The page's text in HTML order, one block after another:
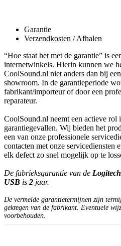
Garantie
Verzendkosten / Afhalen
“Hoe staat het met de garantie” is
internetwinkels. Hierin kunnen we
CoolSound.nl niet anders dan bij
showroom. In de garantieperiode
fabrikant/importeur of door een
reparateur.
CoolSound.nl neemt een actieve rol
garantiegevallen. Wij bieden het
een van onze professionele
contacten met onze servicediensten
elk defect zo snel mogelijk op te
De fabrieksgarantie van de
USB is 2 jaar.
De vermelde garantietermijnen zijn
gekregen van de fabrikant. Eventuele
voorbehouden.